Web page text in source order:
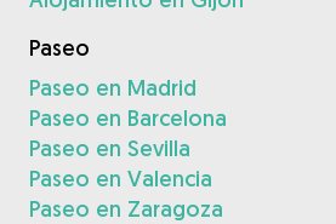
Paseo
Paseo en Madrid
Paseo en Barcelona
Paseo en Sevilla
Paseo en Valencia
Paseo en Zaragoza